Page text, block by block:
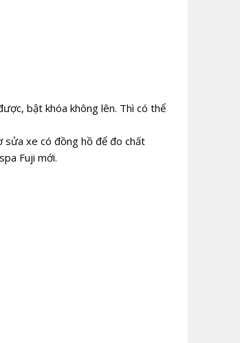
bật khóa không lên. Thì có thể
sửa xe có đồng hồ để đo chất
Fuji mới.